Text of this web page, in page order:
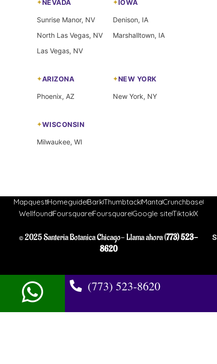
NEVADA
Sunrise Manor, NV
North Las Vegas, NV
Las Vegas, NV
IOWA
Denison, IA
Marshalltown, IA
ARIZONA
Phoenix, AZ
NEW YORK
New York, NY
WISCONSIN
Milwaukee, WI
MapquestHomeguideBarkThumbtackMantaCrunchbase
WellfoundFoursquareFoursquareGoogle siteTiktokX
© 2025 Santeria Botanica Chicago- Llama ahora (773) 523-
8620
(773) 523-8620